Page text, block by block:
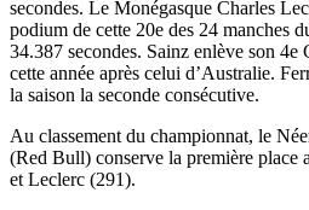
secondes. Le Monégasque Charles
podium de cette 20e des 24 manches
34.387 secondes. Sainz enlève son
cette année après celui d’Australie.
la saison la seconde consécutive.
Au classement du championnat, le
(Red Bull) conserve la première place
et Leclerc (291).